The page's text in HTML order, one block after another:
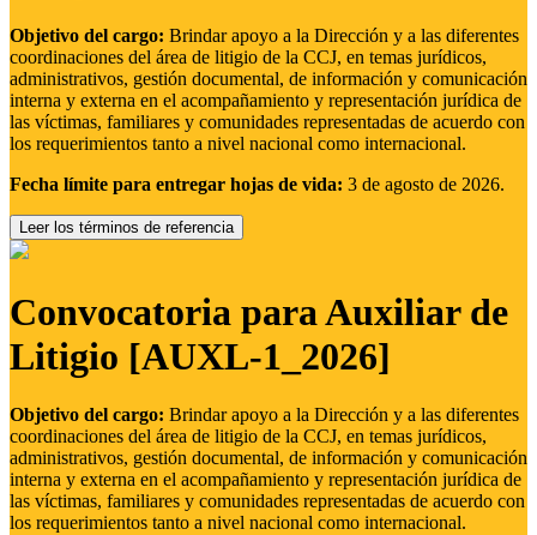
Objetivo del cargo: Brindar apoyo a la Dirección y a las diferentes
coordinaciones del área de litigio de la CCJ, en temas jurídicos,
administrativos, gestión documental, de información y comunicación
interna y externa en el acompañamiento y representación jurídica de
las víctimas, familiares y comunidades representadas de acuerdo con
los requerimientos tanto a nivel nacional como internacional.
Fecha límite para entregar hojas de vida: 3 de agosto de 2026.
Leer los términos de referencia
Convocatoria para Auxiliar de
Litigio [AUXL-1_2026]
Objetivo del cargo: Brindar apoyo a la Dirección y a las diferentes
coordinaciones del área de litigio de la CCJ, en temas jurídicos,
administrativos, gestión documental, de información y comunicación
interna y externa en el acompañamiento y representación jurídica de
las víctimas, familiares y comunidades representadas de acuerdo con
los requerimientos tanto a nivel nacional como internacional.